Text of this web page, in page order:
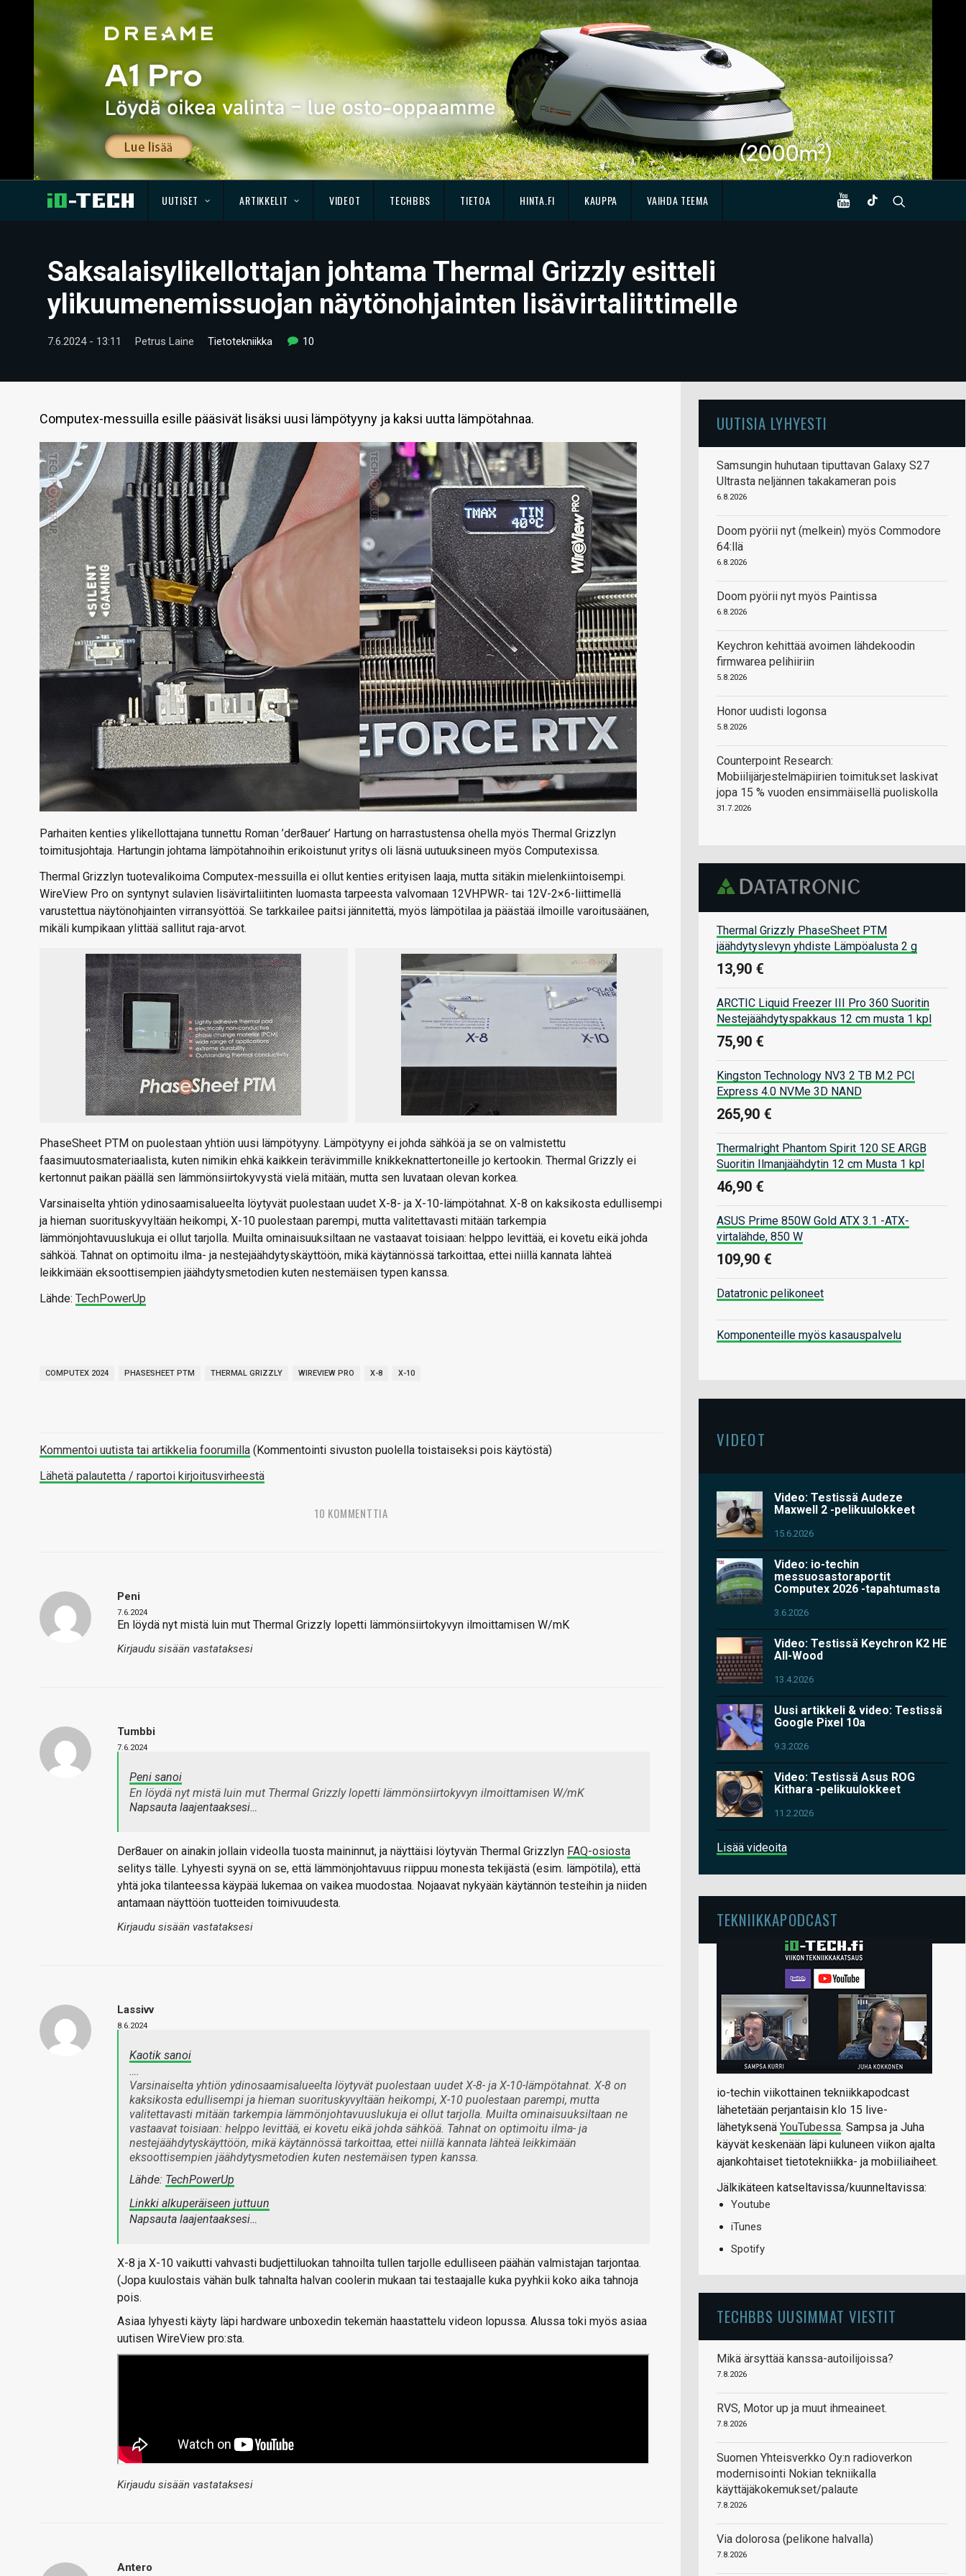
UUTISET ARTIKKELIT VIDEOT TECHBBS TIETOA HINTA.FI KAUPPA VAIHDA TEEMA
Saksalaisylikellottajan johtama Thermal Grizzly esitteli
ylikuumenemissuojan näytönohjainten lisävirtaliittimelle
7.6.2024 - 13:11 Petrus Laine Tietotekniikka 10
Computex-messuilla esille pääsivät lisäksi uusi lämpötyyny ja kaksi uutta lämpötahnaa.
Parhaiten kenties ylikellottajana tunnettu Roman ’der8auer’ Hartung on harrastustensa ohella myös Thermal Grizzlyn
toimitusjohtaja. Hartungin johtama lämpötahnoihin erikoistunut yritys oli läsnä uutuuksineen myös Computexissa.
Thermal Grizzlyn tuotevalikoima Computex-messuilla ei ollut kenties erityisen laaja, mutta sitäkin mielenkiintoisempi.
WireView Pro on syntynyt sulavien lisävirtaliitinten luomasta tarpeesta valvomaan 12VHPWR- tai 12V-2×6-liittimellä
varustettua näytönohjainten virransyöttöä. Se tarkkailee paitsi jännitettä, myös lämpötilaa ja päästää ilmoille varoitusäänen,
mikäli kumpikaan ylittää sallitut raja-arvot.
PhaseSheet PTM on puolestaan yhtiön uusi lämpötyyny. Lämpötyyny ei johda sähköä ja se on valmistettu
faasimuutosmateriaalista, kuten nimikin ehkä kaikkein terävimmille knikkeknattertoneille jo kertookin. Thermal Grizzly ei
kertonnut paikan päällä sen lämmönsiirtokyvystä vielä mitään, mutta sen luvataan olevan korkea.
Varsinaiselta yhtiön ydinosaamisalueelta löytyvät puolestaan uudet X-8- ja X-10-lämpötahnat. X-8 on kaksikosta edullisempi
ja hieman suorituskyvyltään heikompi, X-10 puolestaan parempi, mutta valitettavasti mitään tarkempia
lämmönjohtavuuslukuja ei ollut tarjolla. Muilta ominaisuuksiltaan ne vastaavat toisiaan: helppo levittää, ei kovetu eikä johda
sähköä. Tahnat on optimoitu ilma- ja nestejäähdytyskäyttöön, mikä käytännössä tarkoittaa, ettei niillä kannata lähteä
leikkimään eksoottisempien jäähdytysmetodien kuten nestemäisen typen kanssa.
Lähde: TechPowerUp
COMPUTEX 2024 PHASESHEET PTM THERMAL GRIZZLY WIREVIEW PRO X-8 X-10
Kommentoi uutista tai artikkelia foorumilla (Kommentointi sivuston puolella toistaiseksi pois käytöstä)
Lähetä palautetta / raportoi kirjoitusvirheestä
10 KOMMENTTIA
Peni
7.6.2024
En löydä nyt mistä luin mut Thermal Grizzly lopetti lämmönsiirtokyvyn ilmoittamisen W/mK
Kirjaudu sisään vastataksesi
Tumbbi
7.6.2024
Peni sanoi
En löydä nyt mistä luin mut Thermal Grizzly lopetti lämmönsiirtokyvyn ilmoittamisen W/mK
Napsauta laajentaaksesi…
Der8auer on ainakin jollain videolla tuosta maininnut, ja näyttäisi löytyvän Thermal Grizzlyn FAQ-osiosta
selitys tälle. Lyhyesti syynä on se, että lämmönjohtavuus riippuu monesta tekijästä (esim. lämpötila), että
yhtä joka tilanteessa käypää lukemaa on vaikea muodostaa. Nojaavat nykyään käytännön testeihin ja niiden
antamaan näyttöön tuotteiden toimivuudesta.
Kirjaudu sisään vastataksesi
Lassivv
8.6.2024
Kaotik sanoi
….
Varsinaiselta yhtiön ydinosaamisalueelta löytyvät puolestaan uudet X-8- ja X-10-lämpötahnat. X-8 on
kaksikosta edullisempi ja hieman suorituskyvyltään heikompi, X-10 puolestaan parempi, mutta
valitettavasti mitään tarkempia lämmönjohtavuuslukuja ei ollut tarjolla. Muilta ominaisuuksiltaan ne
vastaavat toisiaan: helppo levittää, ei kovetu eikä johda sähköä. Tahnat on optimoitu ilma- ja
nestejäähdytyskäyttöön, mikä käytännössä tarkoittaa, ettei niillä kannata lähteä leikkimään
eksoottisempien jäähdytysmetodien kuten nestemäisen typen kanssa.
Lähde: TechPowerUp
Linkki alkuperäiseen juttuun
Napsauta laajentaaksesi…
X-8 ja X-10 vaikutti vahvasti budjettiluokan tahnoilta tullen tarjolle edulliseen päähän valmistajan tarjontaa.
(Jopa kuulostais vähän bulk tahnalta halvan coolerin mukaan tai testaajalle kuka pyyhkii koko aika tahnoja
pois.
Asiaa lyhyesti käyty läpi hardware unboxedin tekemän haastattelu videon lopussa. Alussa toki myös asiaa
uutisen WireView pro:sta.
Kirjaudu sisään vastataksesi
Antero
UUTISIA LYHYESTI
Samsungin huhutaan tiputtavan Galaxy S27
Ultrasta neljännen takakameran pois
6.8.2026
Doom pyörii nyt (melkein) myös Commodore
64:llä
6.8.2026
Doom pyörii nyt myös Paintissa
6.8.2026
Keychron kehittää avoimen lähdekoodin
firmwarea pelihiiriin
5.8.2026
Honor uudisti logonsa
5.8.2026
Counterpoint Research:
Mobiilijärjestelmäpiirien toimitukset laskivat
jopa 15 % vuoden ensimmäisellä puoliskolla
31.7.2026
Thermal Grizzly PhaseSheet PTM
jäähdytyslevyn yhdiste Lämpöalusta 2 g
13,90 €
ARCTIC Liquid Freezer III Pro 360 Suoritin
Nestejäähdytyspakkaus 12 cm musta 1 kpl
75,90 €
Kingston Technology NV3 2 TB M.2 PCI
Express 4.0 NVMe 3D NAND
265,90 €
Thermalright Phantom Spirit 120 SE ARGB
Suoritin Ilmanjäähdytin 12 cm Musta 1 kpl
46,90 €
ASUS Prime 850W Gold ATX 3.1 -ATX-
virtalähde, 850 W
109,90 €
Datatronic pelikoneet
Komponenteille myös kasauspalvelu
VIDEOT
Video: Testissä Audeze
Maxwell 2 -pelikuulokkeet
15.6.2026
Video: io-techin
messuosastoraportit
Computex 2026 -tapahtumasta
3.6.2026
Video: Testissä Keychron K2 HE
All-Wood
13.4.2026
Uusi artikkeli & video: Testissä
Google Pixel 10a
9.3.2026
Video: Testissä Asus ROG
Kithara -pelikuulokkeet
11.2.2026
Lisää videoita
TEKNIIKKAPODCAST
io-techin viikottainen tekniikkapodcast
lähetetään perjantaisin klo 15 live-
lähetyksenä YouTubessa. Sampsa ja Juha
käyvät keskenään läpi kuluneen viikon ajalta
ajankohtaiset tietotekniikka- ja mobiiliaiheet.
Jälkikäteen katseltavissa/kuunneltavissa:
Youtube
iTunes
Spotify
TECHBBS UUSIMMAT VIESTIT
Mikä ärsyttää kanssa-autoilijoissa?
7.8.2026
RVS, Motor up ja muut ihmeaineet.
7.8.2026
Suomen Yhteisverkko Oy:n radioverkon
modernisointi Nokian tekniikalla
käyttäjäkokemukset/palaute
7.8.2026
Via dolorosa (pelikone halvalla)
7.8.2026